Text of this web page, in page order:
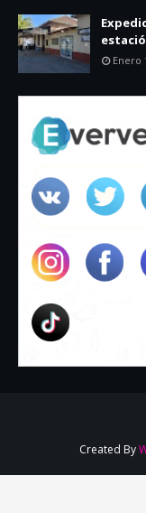
Enero
Created By